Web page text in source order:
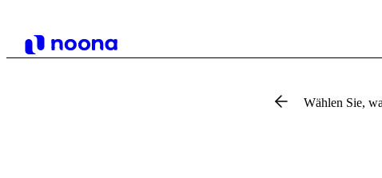
Wählen Sie,